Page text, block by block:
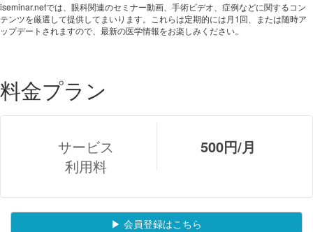
iseminar.netでは、眼科関連のセミナー動画、手術ビデオ、症例などに関するコン
テンツを厳選して提供してまいります。これらは定期的には月1回、または随時ア
ップデートされますので、最新の医学情報をお楽しみください。
料金プラン
サービス
利用料
500円/月
▶ 会員登録はこちら